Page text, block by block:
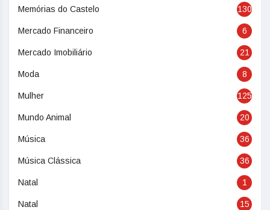
Memórias do Castelo 130
Mercado Financeiro 6
Mercado Imobiliário 21
Moda 8
Mulher 125
Mundo Animal 20
Música 36
Música Clássica 36
Natal 1
Natal 15